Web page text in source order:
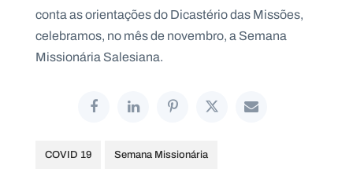
conta as orientações do Dicastério das Missões,
celebramos, no mês de novembro, a Semana
Missionária Salesiana.
COVID 19 Semana Missionária
N
e
s